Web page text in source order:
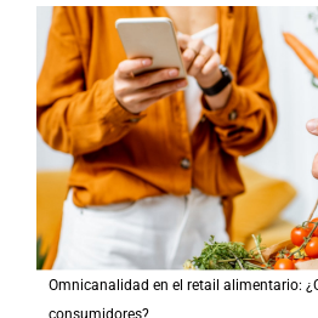
Omnicanalidad en el retail alimentario: